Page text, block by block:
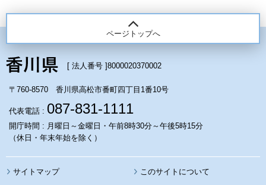
ページトップへ
[ 法人番号 ]8000020370002
〒760-8570 香川県高松市番町四丁目1番10号
代表電話 : 087-831-1111
開庁時間 : 月曜日～金曜日・午前8時30分～午後5時15分
（休日・年末年始を除く）
サイトマップ このサイトについて